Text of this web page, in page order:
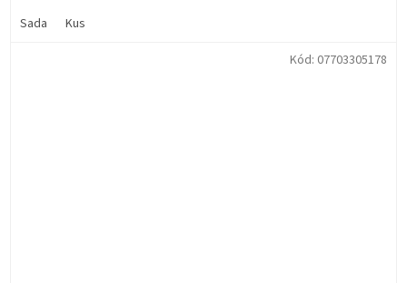
Sada
Kus
Kód: 07703305178